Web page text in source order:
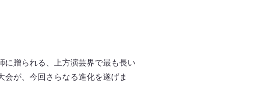
に贈られる、上方演芸界で最も長い
が、今回さらなる進化を遂げま